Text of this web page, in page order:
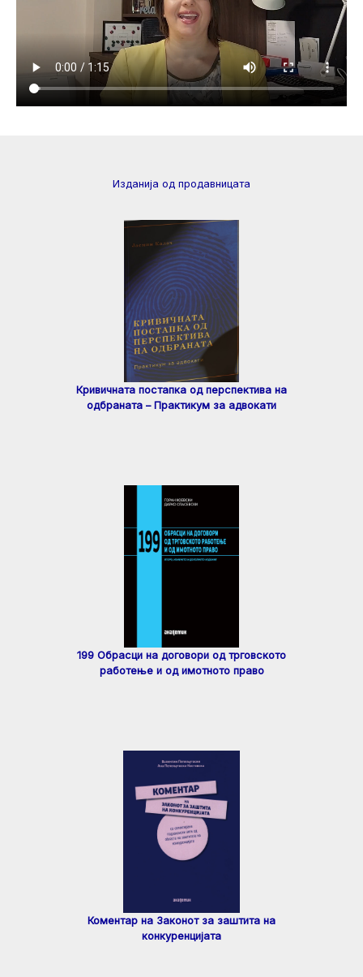
Изданија од продавницата
Кривичната постапка од перспектива на
одбраната – Практикум за адвокати
199 Обрасци на договори од трговското
работење и од имотното право
Коментар на Законот за заштита на
конкуренцијата